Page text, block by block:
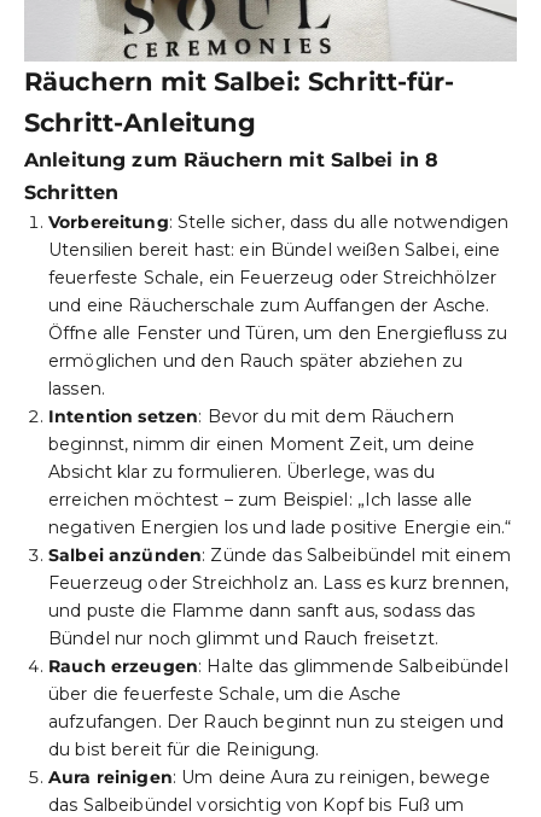
Räuchern mit Salbei: Schritt-für-
Schritt-Anleitung
Anleitung zum Räuchern mit Salbei in 8
Schritten
Vorbereitung: Stelle sicher, dass du alle notwendigen
Utensilien bereit hast: ein Bündel weißen Salbei, eine
feuerfeste Schale, ein Feuerzeug oder Streichhölzer
und eine Räucherschale zum Auffangen der Asche.
Öffne alle Fenster und Türen, um den Energiefluss zu
ermöglichen und den Rauch später abziehen zu
lassen.
Intention setzen: Bevor du mit dem Räuchern
beginnst, nimm dir einen Moment Zeit, um deine
Absicht klar zu formulieren. Überlege, was du
erreichen möchtest – zum Beispiel: „Ich lasse alle
negativen Energien los und lade positive Energie ein.“
Salbei anzünden: Zünde das Salbeibündel mit einem
Feuerzeug oder Streichholz an. Lass es kurz brennen,
und puste die Flamme dann sanft aus, sodass das
Bündel nur noch glimmt und Rauch freisetzt.
Rauch erzeugen: Halte das glimmende Salbeibündel
über die feuerfeste Schale, um die Asche
aufzufangen. Der Rauch beginnt nun zu steigen und
du bist bereit für die Reinigung.
Aura reinigen: Um deine Aura zu reinigen, bewege
das Salbeibündel vorsichtig von Kopf bis Fuß um